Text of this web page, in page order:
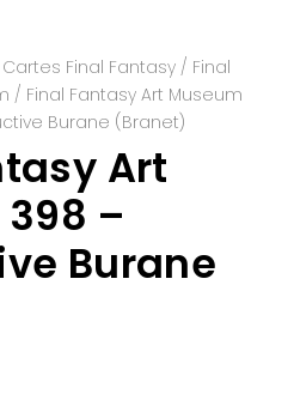
Cartes Final Fantasy / Final
/ Final Fantasy Art Museum
Burane (Branet)
Art
–
Burane